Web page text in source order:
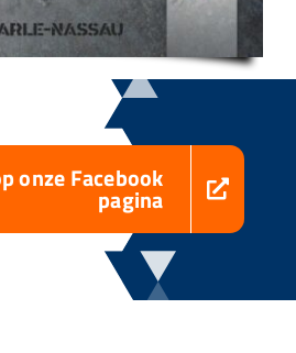
onze Facebook
pagina